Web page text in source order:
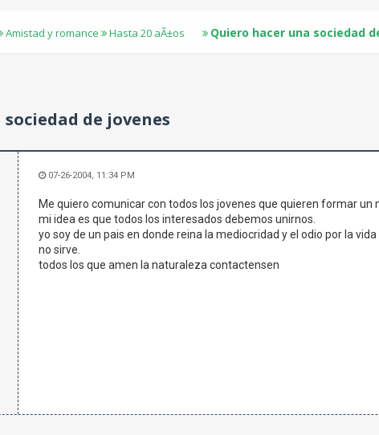
Amistad y romance Hasta 20 aÃ±os Quiero hacer una sociedad
de jovenes
07-26-2004, 11:34 PM
Me quiero comunicar con todos los jovenes que quieren formar un
mi idea es que todos los interesados debemos unirnos.
yo soy de un pais en donde reina la mediocridad y el odio por la
no sirve.
todos los que amen la naturaleza contactensen